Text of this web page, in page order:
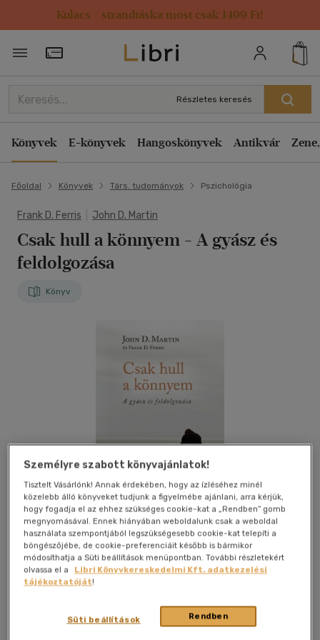
Kulacs / strandtáska most csak 1499 Ft!
Törzsvásárlói Kártya adatai
Részletes keresés
Könyvek E-könyvek Hangoskönyvek Antikvár
Főoldal Könyvek Társ. tudományok Pszichológia
Frank D. Ferris John D. Martin
Csak hull a könnyem - A gyász és
feldolgozása
Könyv
Kívánságlistához adom Megosztom
Virágmandula Kft.|2014| magyar nyelvű|puhatáblás,
Személyre szabott könyvajánlatok!
Tisztelt Vásárlónk! Annak érdekében, hogy az ízléséhez minél
közelebb álló könyveket tudjunk a figyelmébe ajánlani, arra kérjük,
hogy fogadja el az ehhez szükséges cookie-kat a „Rendben” gomb
megnyomásával. Ennek hiányában weboldalunk csak a weboldal
használata szempontjából legszükségesebb cookie-kat telepíti a
böngészőjébe, de cookie-preferenciáit később is bármikor
módosíthatja a Süti beállítások menüpontban. További részletekért
olvassa el a
Libri Könyvkereskedelmi Kft. adatkezelési
tájékoztatóját!
Rendben
Süti beállítások